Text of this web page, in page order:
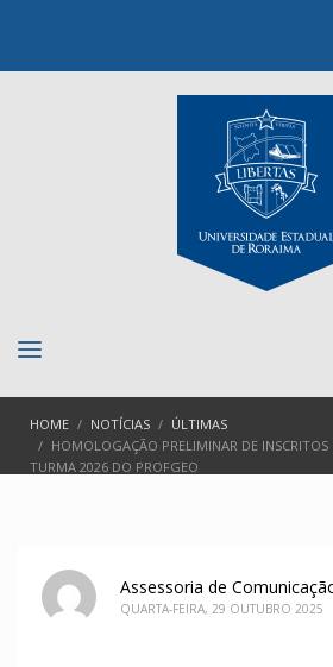
HOME NOTÍCIAS
ÚLTIMAS
HOMOLOGAÇÃO PRELIMINAR DE
TURMA 2026 DO PROFGEO
Assessoria de
QUARTA-FEIRA, 29 OUTUBRO 2025